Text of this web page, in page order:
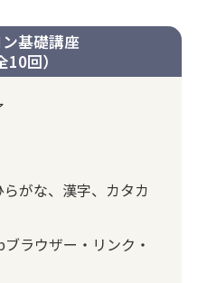
基礎講座
10回）
がな、漢字、カタカ
ラウザー・リンク・